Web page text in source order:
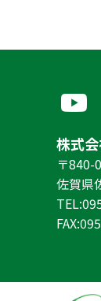
株式
〒840-
佐賀県